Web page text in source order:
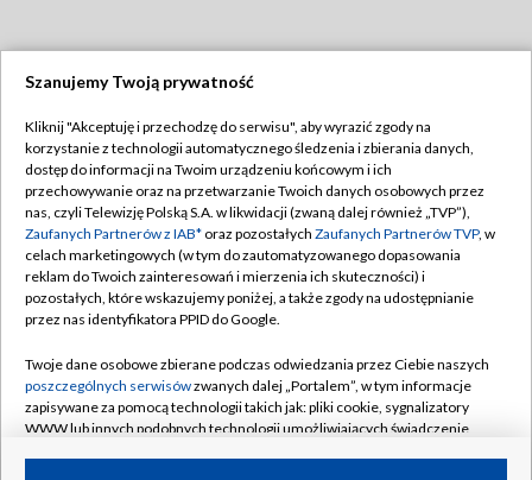
TVP
Abonament TVP
Emisja w TVP
Centrum informacji TVP
Naziemna Telewizja Cyfrowa
Rada Programowa
System NOS
Informacje o nadawcy
Regulamin TVP
Polityka prywatności
Moje zgody
Pomoc
Kontakt
Kanały
Szanujemy Twoją prywatność
Kliknij "Akceptuję i przechodzę do serwisu", aby wyrazić zgody na
korzystanie z technologii automatycznego śledzenia i zbierania danych,
dostęp do informacji na Twoim urządzeniu końcowym i ich
przechowywanie oraz na przetwarzanie Twoich danych osobowych przez
nas, czyli Telewizję Polską S.A. w likwidacji (zwaną dalej również „TVP”),
Zaufanych Partnerów z IAB* oraz pozostałych Zaufanych Partnerów TVP, w
celach marketingowych (w tym do zautomatyzowanego dopasowania
reklam do Twoich zainteresowań i mierzenia ich skuteczności) i
pozostałych, które wskazujemy poniżej, a także zgody na udostępnianie
przez nas identyfikatora PPID do Google.
Twoje dane osobowe zbierane podczas odwiedzania przez Ciebie naszych
poszczególnych serwisówzwanych dalej „Portalem”, w tym informacje
zapisywane za pomocą technologii takich jak: pliki cookie, sygnalizatory
WWW lub innych podobnych technologii umożliwiających świadczenie